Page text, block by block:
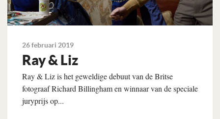
26 februari 2019
Ray & Liz
Ray & Liz is het geweldige debuut van de Britse
fotograaf Richard Billingham en winnaar van de speciale
juryprijs op...